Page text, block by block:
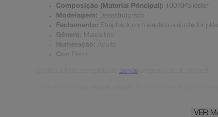
Composição (Material Principal): 100%Poliéster
Modelagem: Desestruturado
Fechamento: Strapback com elástico e ajustador
Gênero: Masculino
Numeração:
Bonés
VER